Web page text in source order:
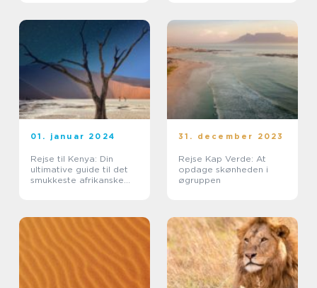
01. januar 2024
Rejse til Kenya: Din
ultimative guide til det
smukkeste afrikanske
31. december 2023
Rejse Kap Verde: At
opdage skønheden i
øgruppen